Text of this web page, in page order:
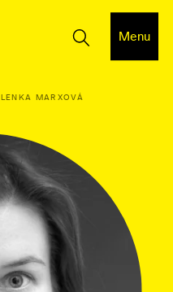
Menu
LENKA MARXOVÁ